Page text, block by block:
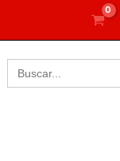
Buscar: